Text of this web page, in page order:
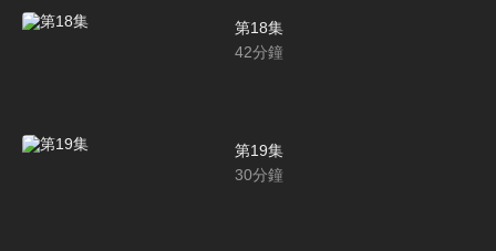
第18集
42分鐘
第19集
30分鐘